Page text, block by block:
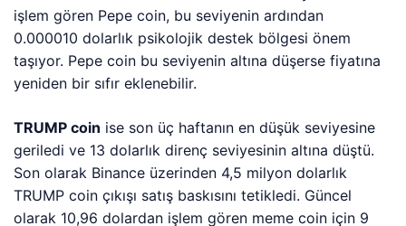
işlem gören Pepe coin, bu seviyenin ardından
0.000010 dolarlık psikolojik destek bölgesi önem
taşıyor. Pepe coin bu seviyenin altına düşerse fiyatına
yeniden bir sıfır eklenebilir.
TRUMP coin ise son üç haftanın en düşük seviyesine
geriledi ve 13 dolarlık direnç seviyesinin altına düştü.
Son olarak Binance üzerinden 4,5 milyon dolarlık
TRUMP coin çıkışı satış baskısını tetikledi. Güncel
olarak 10,96 dolardan işlem gören meme coin için 9